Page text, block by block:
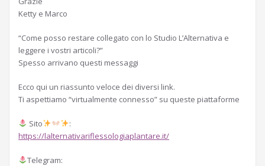
Ketty e Marco
“Come posso restare collegato con lo Studio L’Alternativa e
leggere i vostri articoli?”
Spesso arrivano questi messaggi
Ecco qui un riassunto veloce dei diversi link.
Ti aspettiamo “virtualmente connesso” su queste piattaforme
Sito
:
https://lalternativariflessologiaplantare.it/
Telegram: